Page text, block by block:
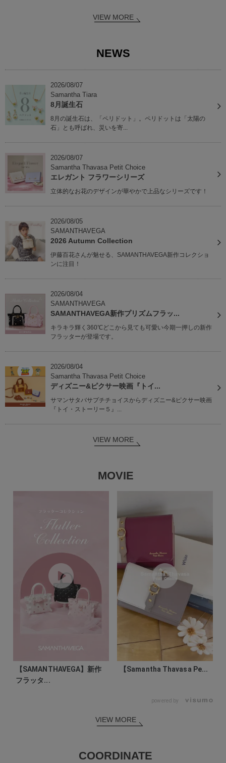
VIEW MORE
NEWS
2026/08/07
Samantha Tiara
8月誕生石
8月の誕生石は、「ペリドット」。ペリドットは「太陽の
石」とも呼ばれ、災いを寄...
2026/08/07
Samantha Thavasa Petit Choice
エレガント フラワーシリーズ
立体的なお花のデザインが華やかで上品なシリーズです！
2026/08/05
SAMANTHAVEGA
2026 Autumn Collection
伊藤百花さんが魅せる、SAMANTHAVEGA新作コレクショ
ンに注目！
2026/08/04
SAMANTHAVEGA
SAMANTHAVEGA新作プリズムフラッ...
キラキラ輝く360℃どこから見ても可愛い今期一押しの新作
フラッターが登場です。
2026/08/04
Samantha Thavasa Petit Choice
ディズニー&ピクサー映画『トイ...
サマンサタバサプチチョイスからディズニー&ピクサー映画
『トイ・ストーリー５』...
VIEW MORE
MOVIE
【SAMANTHAVEGA】新作
フラッタ...
【Samantha Thavasa Pe...
powered by
VIEW MORE
COORDINATE